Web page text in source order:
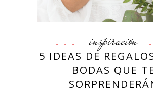
inspiración
5 IDEAS DE
BODAS QUE